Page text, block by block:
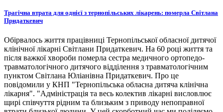
Трагічна втрата для однієї з тернопільських лікарень: померла Світлана
Придаткевич
Обірвалось життя працівниці Тернопільської обласної дитячої
клінічної лікарні Світлани Придаткевич. На 60 році життя та
після важкої хвороби померла сестра медичного ортопедо-
травматологічного дитячого відділення з травматологічним
пунктом Світлана Юліанівна Придаткевич. Про це
повідомили у КНП "Тернопільська обласна дитяча клінічна
лікарня". "Адміністрація та весь колектив лікарні висловлює
щирі співчуття рідним та близьким з приводу непоправної